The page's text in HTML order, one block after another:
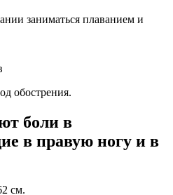
заниматься плаванием и
обострения.
боли в
в правую ногу и в
см.